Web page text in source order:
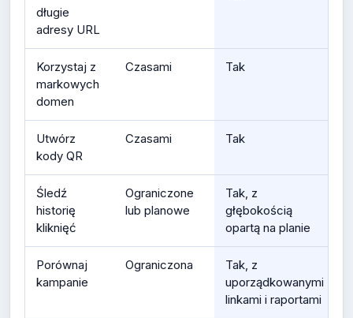
długie
adresy URL
Korzystaj z
markowych
domen
Czasami Tak
Utwórz
kody QR
Czasami Tak
Śledź
historię
kliknięć
Ograniczone
lub planowe
Tak, z
głębokością
opartą na planie
Porównaj
kampanie
Ograniczona
Tak, z
uporządkowanymi
linkami i raportami